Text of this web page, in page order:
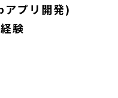
プリ開発)
験